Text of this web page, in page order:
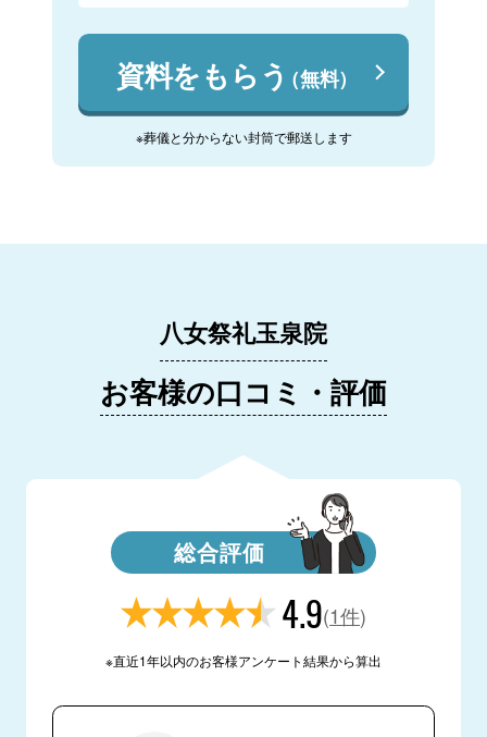
資料をもらう（無料）
※葬儀と分からない封筒で郵送します
八女祭礼玉泉院
お客様の口コミ・評価
総合評価
4.9(1件)
※直近1年以内のお客様アンケート結果から算出